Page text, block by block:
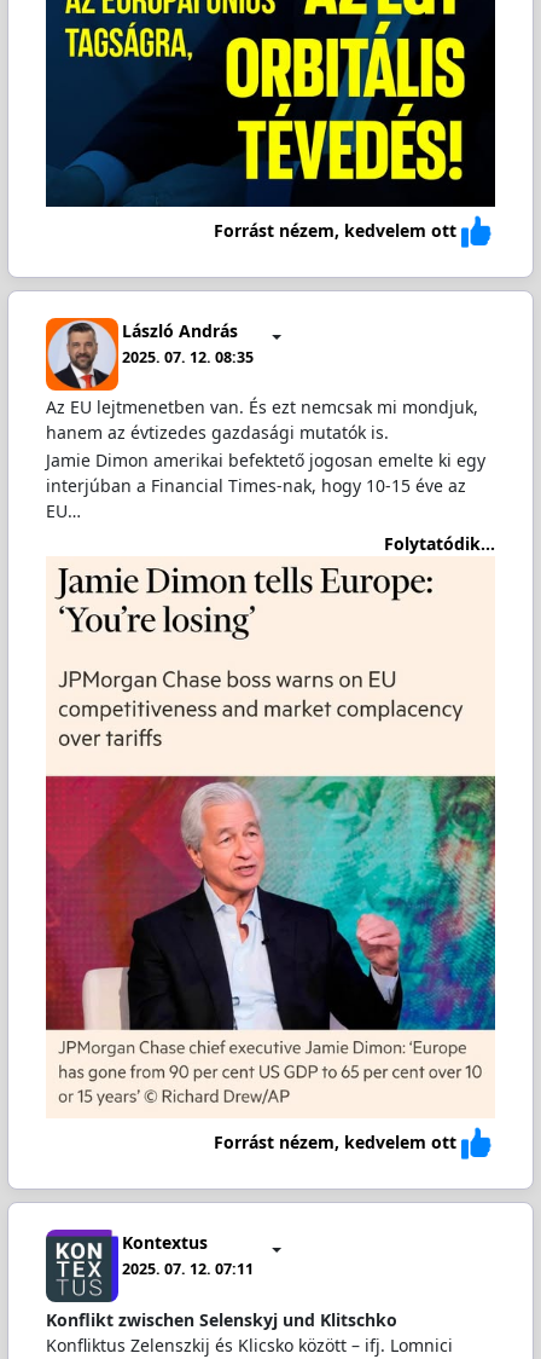
Forrást nézem, kedvelem ott
László András
2025. 07. 12. 08:35
Az EU lejtmenetben van. És ezt nemcsak mi mondjuk,
hanem az évtizedes gazdasági mutatók is.
Jamie Dimon amerikai befektető jogosan emelte ki egy
interjúban a Financial Times-nak, hogy 10-15 éve az
EU…
Folytatódik...
Forrást nézem, kedvelem ott
Kontextus
2025. 07. 12. 07:11
Konflikt zwischen Selenskyj und Klitschko
Konfliktus Zelenszkij és Klicsko között – ifj. Lomnici